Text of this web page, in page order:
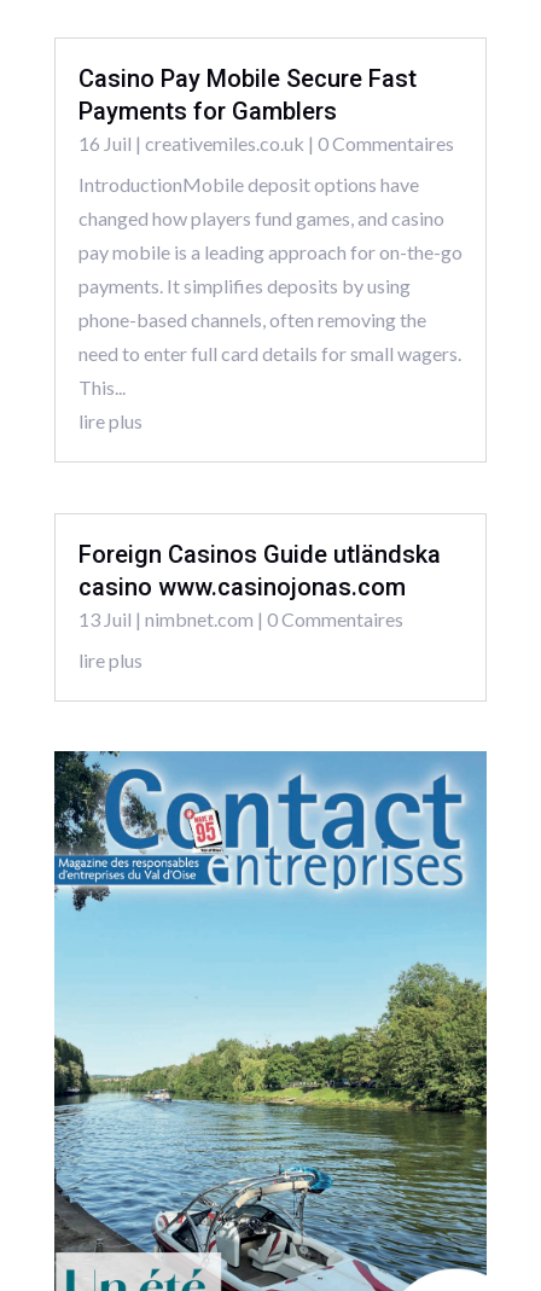
Casino Pay Mobile Secure Fast
Payments for Gamblers
16 Juil | creativemiles.co.uk | 0 Commentaires
IntroductionMobile deposit options have
changed how players fund games, and casino
pay mobile is a leading approach for on-the-go
payments. It simplifies deposits by using
phone-based channels, often removing the
need to enter full card details for small wagers.
This...
lire plus
Foreign Casinos Guide utländska
casino www.casinojonas.com
13 Juil | nimbnet.com | 0 Commentaires
lire plus